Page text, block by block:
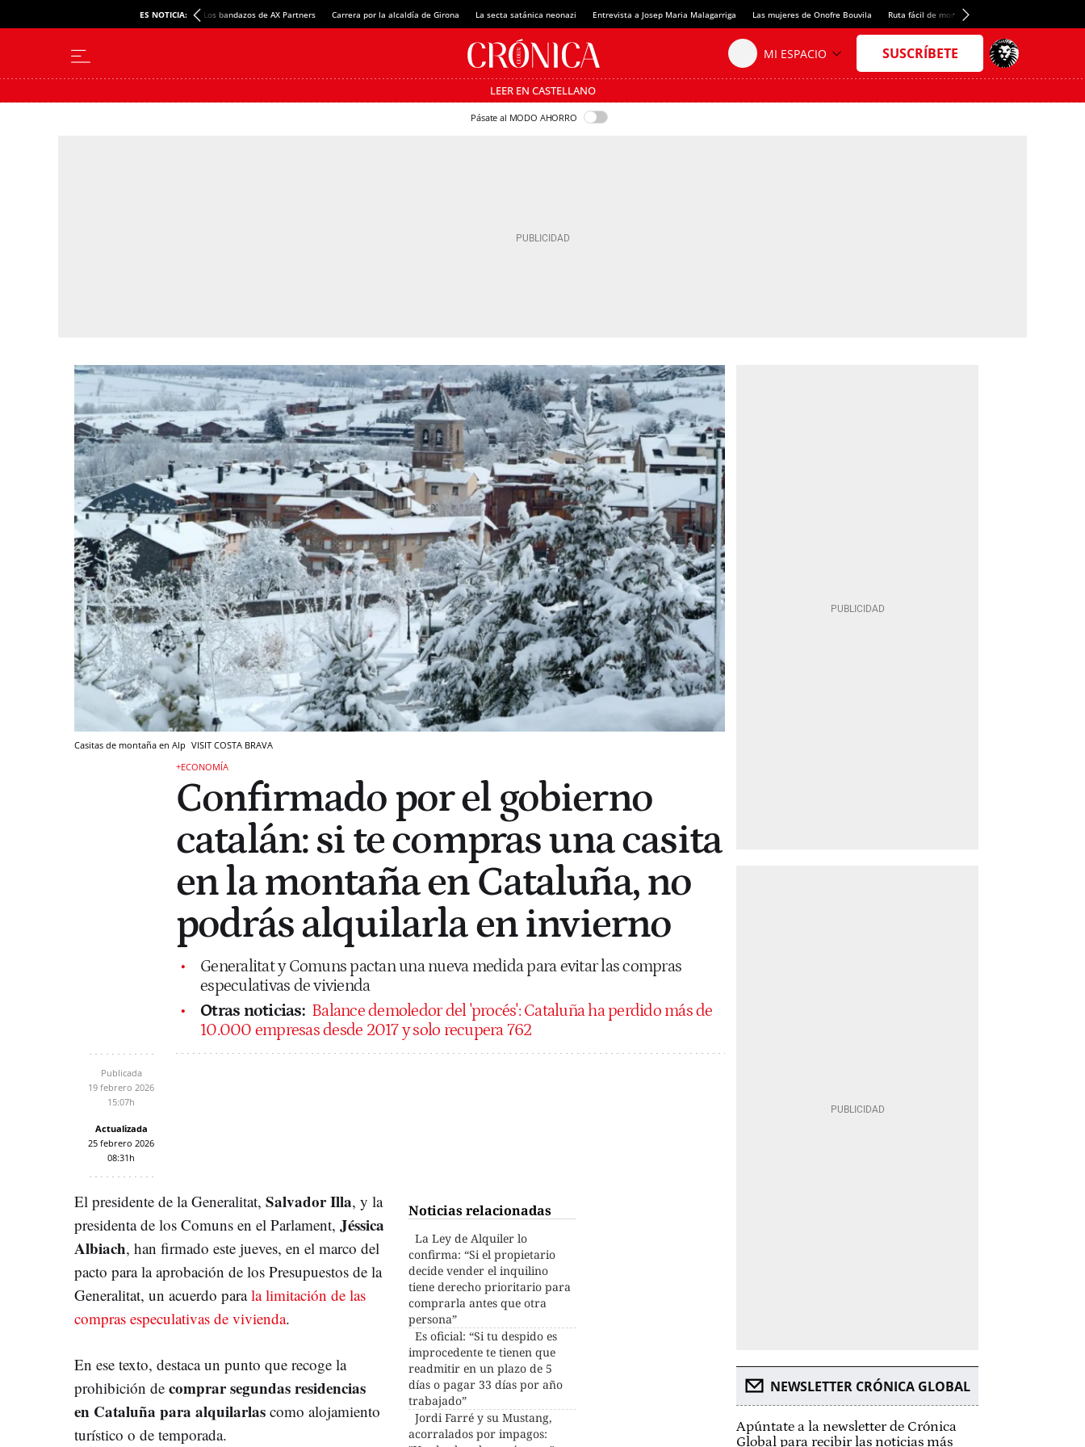
ES NOTICIA: Los bandazos de AX Partners Carrera por la alcaldía de Girona La secta satánica neonazi Entrevista a Josep Maria Malagarriga Las mujeres de Onofre Bouvila Ruta fácil de montaña
LEER EN CASTELLANO
Pásate al MODO AHORRO
Casitas de montaña en Alp VISIT COSTA BRAVA
+ECONOMÍA
Confirmado por el gobierno
catalán: si te compras una casita
en la montaña en Cataluña, no
podrás alquilarla en invierno
Generalitat y Comuns pactan una nueva medida para evitar las compras
especulativas de vivienda
Otras noticias: Balance demoledor del 'procés': Cataluña ha perdido más de
10.000 empresas desde 2017 y solo recupera 762
Publicada
19 febrero 2026
15:07h
Actualizada
25 febrero 2026
08:31h
Noticias relacionadas
La Ley de Alquiler lo
confirma: “Si el propietario
decide vender el inquilino
tiene derecho prioritario para
comprarla antes que otra
persona”
Es oficial: “Si tu despido es
improcedente te tienen que
readmitir en un plazo de 5
días o pagar 33 días por año
trabajado”
Jordi Farré y su Mustang,
acorralados por impagos:
El presidente de la Generalitat, Salvador Illa, y la
presidenta de los Comuns en el Parlament, Jéssica
Albiach, han firmado este jueves, en el marco del
pacto para la aprobación de los Presupuestos de la
Generalitat, un acuerdo parala limitación de las
compras especulativas de vivienda.
En ese texto, destaca un punto que recoge la
prohibición de comprar segundas residencias
en Cataluña para alquilarlas como alojamiento
turístico o de temporada.
NEWSLETTER CRÓNICA GLOBAL
Apúntate a la newsletter de Crónica
Global para recibir las noticias más